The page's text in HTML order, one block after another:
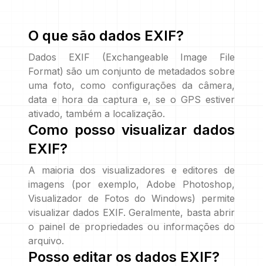
O que são dados EXIF?
Dados EXIF (Exchangeable Image File
Format) são um conjunto de metadados sobre
uma foto, como configurações da câmera,
data e hora da captura e, se o GPS estiver
ativado, também a localização.
Como posso visualizar dados
EXIF?
A maioria dos visualizadores e editores de
imagens (por exemplo, Adobe Photoshop,
Visualizador de Fotos do Windows) permite
visualizar dados EXIF. Geralmente, basta abrir
o painel de propriedades ou informações do
arquivo.
Posso editar os dados EXIF?